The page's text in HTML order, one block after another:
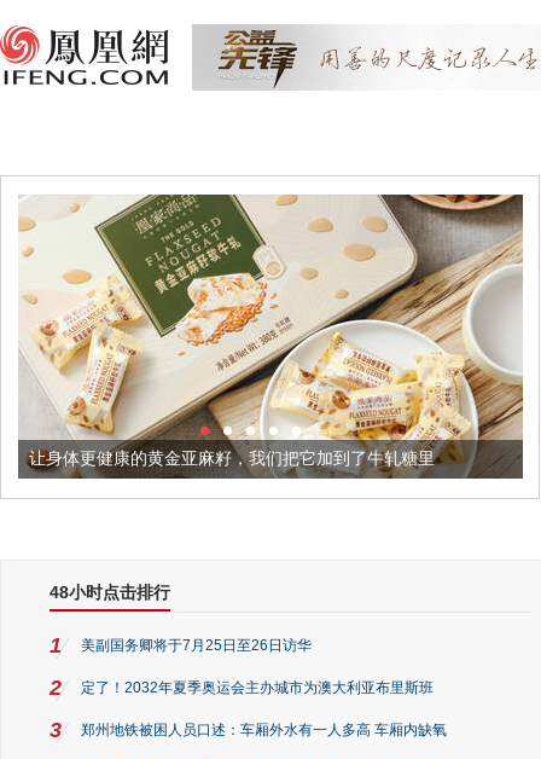
健康的黄金亚麻籽，我们把它加到了牛轧糖里 被列入佛家
48小时点击排行
1 美副国务卿将于7月25日至26日访华
2 定了！2032年夏季奥运会主办城市为澳大利亚布里斯班
3 郑州地铁被困人员口述：车厢外水有一人多高 车厢内缺氧